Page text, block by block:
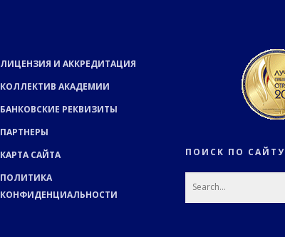
ЛИЦЕНЗИЯ И АККРЕДИТАЦИЯ
КОЛЛЕКТИВ АКАДЕМИИ
БАНКОВСКИЕ РЕКВИЗИТЫ
ПАРТНЕРЫ
КАРТА САЙТА
ПОЛИТИКА
КОНФИДЕНЦИАЛЬНОСТИ
ПОИСК ПО САЙТУ